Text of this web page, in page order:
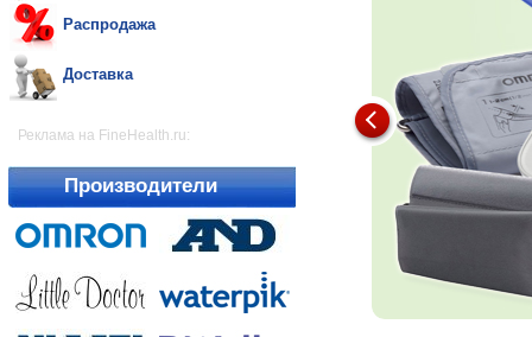
Распродажа
Доставка
Реклама на FineHealth.ru:
Производители